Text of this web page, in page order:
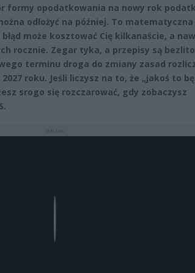
formy opodatkowania na nowy rok
odłożyć na później. To matematyczna
może kosztować Cię kilkanaście, a
rocznie. Zegar tyka, a przepisy są
terminu droga do zmiany zasad
roku. Jeśli liczysz na to, że „jakoś to
srogo się rozczarować, gdy zobaczysz